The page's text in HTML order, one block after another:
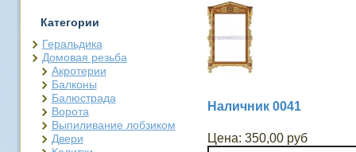
Категории
Геральдика
Домовая резьба
Акротерии
Балконы
Балюстрада
Ворота
Выпиливание лобзиком
Двери
Наличник 0041
Цена: 350,00 руб